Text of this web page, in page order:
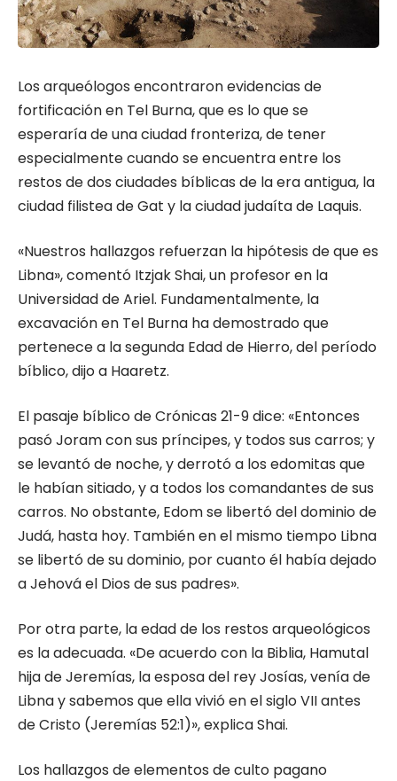
Los arqueólogos encontraron evidencias de
fortificación en Tel Burna, que es lo que se
esperaría de una ciudad fronteriza, de tener
especialmente cuando se encuentra entre los
restos de dos ciudades bíblicas de la era antigua, la
ciudad filistea de Gat y la ciudad judaíta de Laquis.
«Nuestros hallazgos refuerzan la hipótesis de que es
Libna», comentó Itzjak Shai, un profesor en la
Universidad de Ariel. Fundamentalmente, la
excavación en Tel Burna ha demostrado que
pertenece a la segunda Edad de Hierro, del período
bíblico, dijo a Haaretz.
El pasaje bíblico de Crónicas 21-9 dice: «Entonces
pasó Joram con sus príncipes, y todos sus carros; y
se levantó de noche, y derrotó a los edomitas que
le habían sitiado, y a todos los comandantes de sus
carros. No obstante, Edom se libertó del dominio de
Judá, hasta hoy. También en el mismo tiempo Libna
se libertó de su dominio, por cuanto él había dejado
a Jehová el Dios de sus padres».
Por otra parte, la edad de los restos arqueológicos
es la adecuada. «De acuerdo con la Biblia, Hamutal
hija de Jeremías, la esposa del rey Josías, venía de
Libna y sabemos que ella vivió en el siglo VII antes
de Cristo (Jeremías 52:1)», explica Shai.
Los hallazgos de elementos de culto pagano